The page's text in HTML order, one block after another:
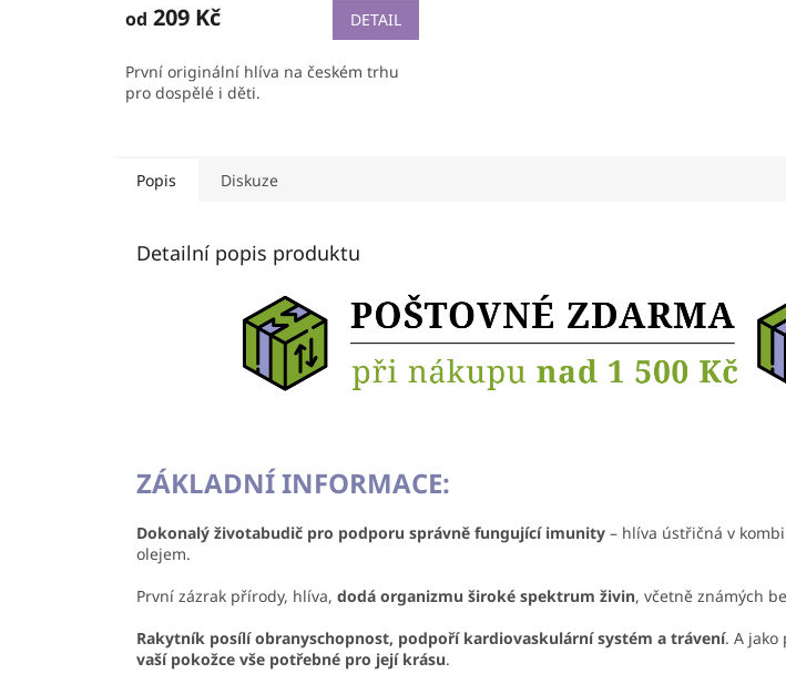
od 209 Kč DETAIL
První originální hlíva na českém trhu
pro dospělé i děti.
Popis Diskuze
Detailní popis produktu
ZÁKLADNÍ INFORMACE:
Dokonalý životabudič pro podporu správně fungující imunity – hlíva ústřičná v
olejem.
První zázrak přírody, hlíva, dodá organizmu široké spektrum živin, včetně známých
Rakytník posílí obranyschopnost, podpoří kardiovaskulární systém a trávení. A jako
vaší pokožce vše potřebné pro její krásu.